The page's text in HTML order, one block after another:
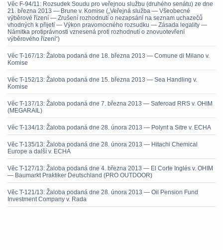
Věc F-94/11: Rozsudek Soudu pro veřejnou službu (druhého senátu) ze dne
21. března 2013 — Brune v. Komise („Veřejná služba — Všeobecné
výběrové řízení — Zrušení rozhodnutí o nezapsání na seznam uchazečů
vhodných k přijetí — Výkon pravomocného rozsudku — Zásada legality —
Námitka protiprávnosti vznesená proti rozhodnutí o znovuotevření
výběrového řízení“)
Věc T-167/13: Žaloba podaná dne 18. března 2013 — Comune di Milano v.
Komise
Věc T-152/13: Žaloba podaná dne 15. března 2013 — Sea Handling v.
Komise
Věc T-137/13: Žaloba podaná dne 7. března 2013 — Saferoad RRS v. OHIM
(MEGARAIL)
Věc T-134/13: Žaloba podaná dne 28. února 2013 — Polynt a Sitre v. ECHA
Věc T-135/13: Žaloba podaná dne 28. února 2013 — Hitachi Chemical
Europe a další v. ECHA
Věc T-127/13: Žaloba podaná dne 4. března 2013 — El Corte Inglés v. OHIM
— Baumarkt Praktiker Deutschland (PRO OUTDOOR)
Věc T-121/13: Žaloba podaná dne 28. února 2013 — Oil Pension Fund
Investment Company v. Rada